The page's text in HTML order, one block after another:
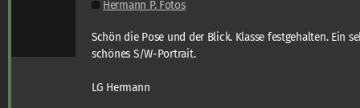
Hermann P. Fotos
Schön die Pose und der Blick. Klasse festgehalten. Ein
schönes S/W-Portrait.
LG Hermann